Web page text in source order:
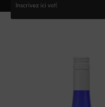
Inscrivez ici votre